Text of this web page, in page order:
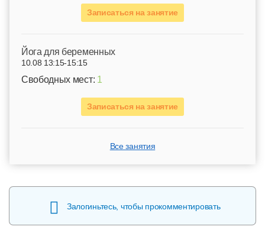
Записаться на занятие
Йога для беременных
10.08 13:15-15:15
Свободных мест: 1
Записаться на занятие
Все занятия
Залогиньтесь, чтобы прокомментировать